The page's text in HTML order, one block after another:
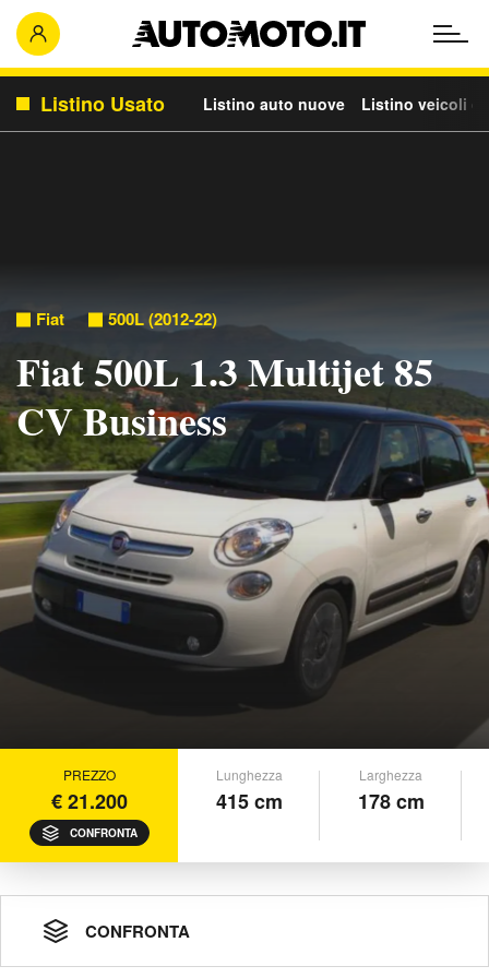
Listino Usato Listino auto nuove Listino veicoli
Fiat 500L (2012-22)
Fiat 500L 1.3 Multijet 85
CV Business
PREZZO
€ 21.200
CONFRONTA
Lunghezza
415 cm
Larghezza
178 cm
CONFRONTA